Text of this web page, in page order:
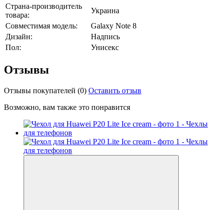
Страна-производитель
товара:
Украина
Совместимая модель:
Galaxy Note 8
Дизайн:
Надпись
Пол:
Унисекс
Отзывы
Отзывы покупателей (0) Оставить отзыв
Возможно, вам также это понравится